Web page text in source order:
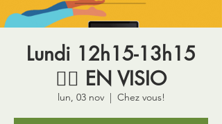
Lundi 12h15-13h15
🤸‍♀️ EN VISIO
lun, 03 nov
  |
Chez vous!